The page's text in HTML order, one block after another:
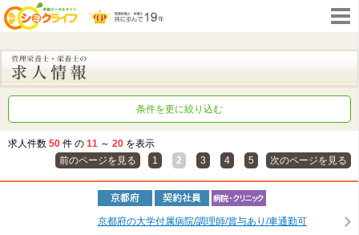
条件を更に絞り込む
求人件数 50 件 の 11 ～ 20 を表示
前のページを見る
1 2 3 4 5 次のページを見る
京都府の大学付属病院/調理師/賞与あり/車通勤可